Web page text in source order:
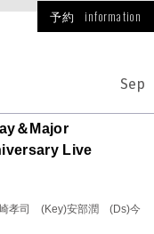
予約 information
Sep
＆Major
Live
孝司 (Key)安部潤 (Ds)今